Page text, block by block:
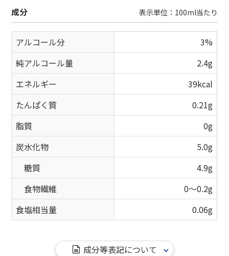
成分 表示単位：100ml当たり
アルコール分
3%
純アルコール量
2.4g
エネルギー
39kcal
たんぱく質
0.21g
脂質
0g
炭水化物
5.0g
糖質
4.9g
食物繊維
0～0.2g
食塩相当量
0.06g
成分等表記について